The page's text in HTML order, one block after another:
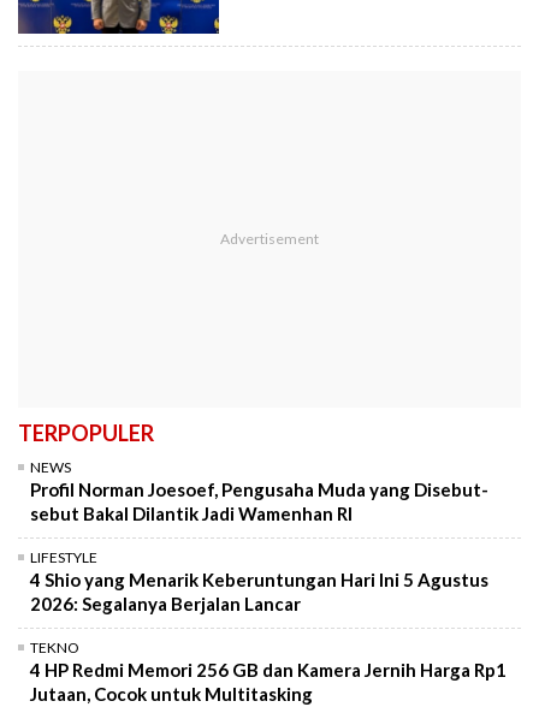
TERPOPULER
NEWS
Profil Norman Joesoef, Pengusaha Muda yang Disebut-
sebut Bakal Dilantik Jadi Wamenhan RI
LIFESTYLE
4 Shio yang Menarik Keberuntungan Hari Ini 5 Agustus
2026: Segalanya Berjalan Lancar
TEKNO
4 HP Redmi Memori 256 GB dan Kamera Jernih Harga Rp1
Jutaan, Cocok untuk Multitasking